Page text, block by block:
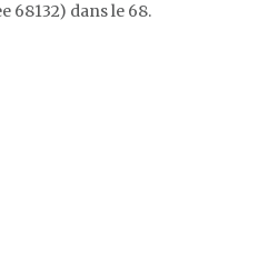
68132) dans le 68.